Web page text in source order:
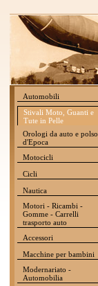
Automobili
Stivali Moto, Guanti e
Tute in Pelle
Orologi da auto e polso
d'Epoca
Motocicli
Cicli
Nautica
Motori - Ricambi -
Gomme - Carrelli
trasporto auto
Accessori
Macchine per bambini
Modernariato -
Automobilia